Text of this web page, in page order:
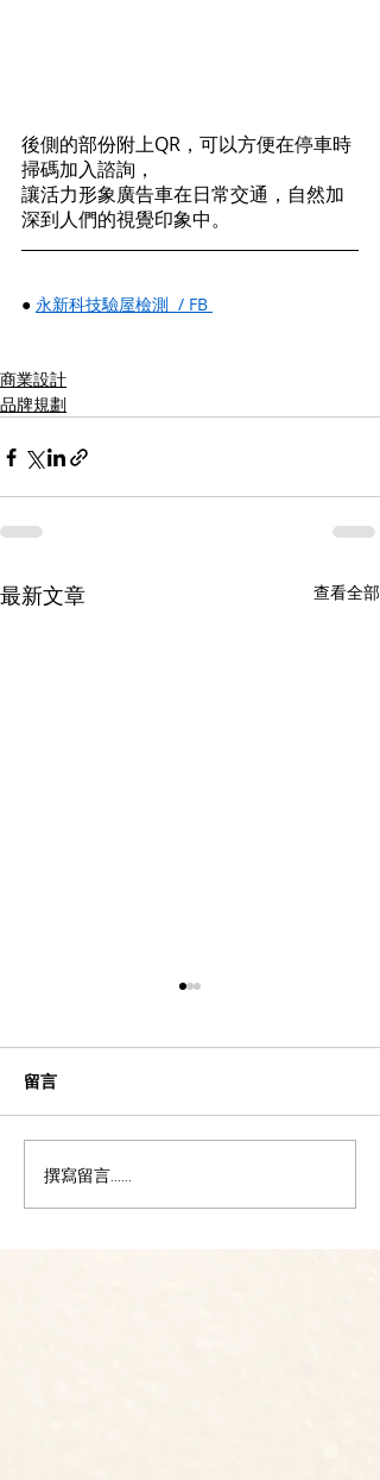
後側的部份附上QR，可以方便在停車時
掃碼加入諮詢，
讓活力形象廣告車在日常交通，自然加
深到人們的視覺印象中。
● 永新科技驗屋檢測  / FB
商業設計
品牌規劃
最新文章 查看全部
主視覺設計|「港澳居民來
臺定居」座談會
留言
撰寫留言......